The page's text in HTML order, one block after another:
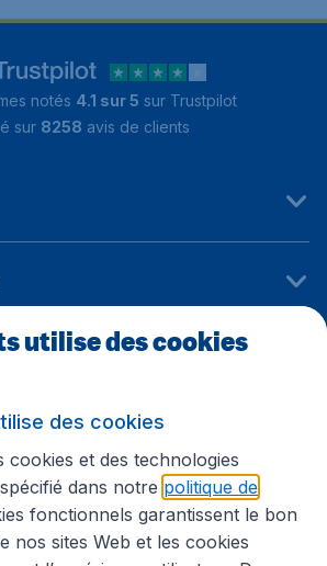
notés 4.1 sur 5 sur Trustpilot
sur 8258 avis de clients
utilise des cookies
des cookies
cookies et des technologies
dans notre politique de
fonctionnels garantissent le bon
nos sites Web et les cookies